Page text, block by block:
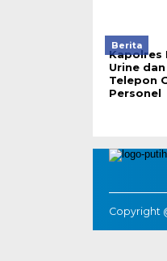
Berita
Kapolres
Urine
Telepon
Personel
Copyright